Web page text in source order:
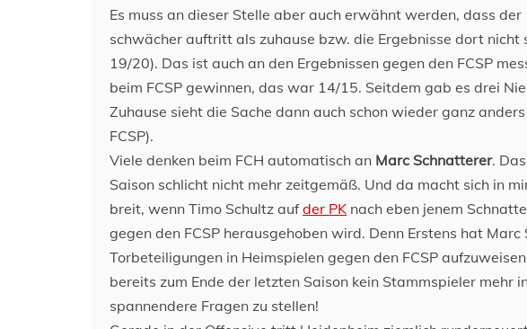
Es muss an dieser Stelle aber auch erwähnt werden, dass
schwächer auftritt als zuhause bzw. die Ergebnisse dort
19/20). Das ist auch an den Ergebnissen gegen den FCSP
beim FCSP gewinnen, das war 14/15. Seitdem gab es drei
Zuhause sieht die Sache dann auch schon wieder ganz
FCSP).
Viele denken beim FCH automatisch an Marc Schnatterer.
Saison schlicht nicht mehr zeitgemäß. Und da macht sich in
breit, wenn Timo Schultz aufder PK nach eben jenem
gegen den FCSP herausgehoben wird. Denn Erstens hat
Torbeteiligungen in Heimspielen gegen den FCSP
bereits zum Ende der letzten Saison kein Stammspieler mehr
spannendere Fragen zu stellen!